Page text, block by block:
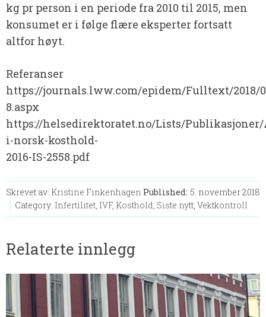
kg pr person i en periode fra 2010 til 2015, men
konsumet er i følge flære eksperter fortsatt
altfor høyt.
Referanser
https://journals.lww.com/epidem/Fulltext/2018/
8.aspx
https://helsedirektoratet.no/Lists/
i-norsk-kosthold-
2016-IS-2558.pdf
Skrevet av: Kristine Finkenhagen Published: 5. november 2018
Category: Infertilitet, IVF, Kosthold, Siste nytt, Vektkontroll
Relaterte innlegg